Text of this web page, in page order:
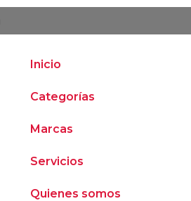
Inicio
Categorías
Marcas
Servicios
Quienes somos